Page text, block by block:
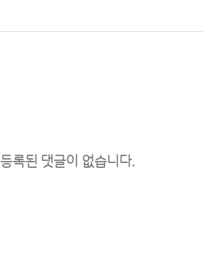
등록된 댓글이 없습니다.